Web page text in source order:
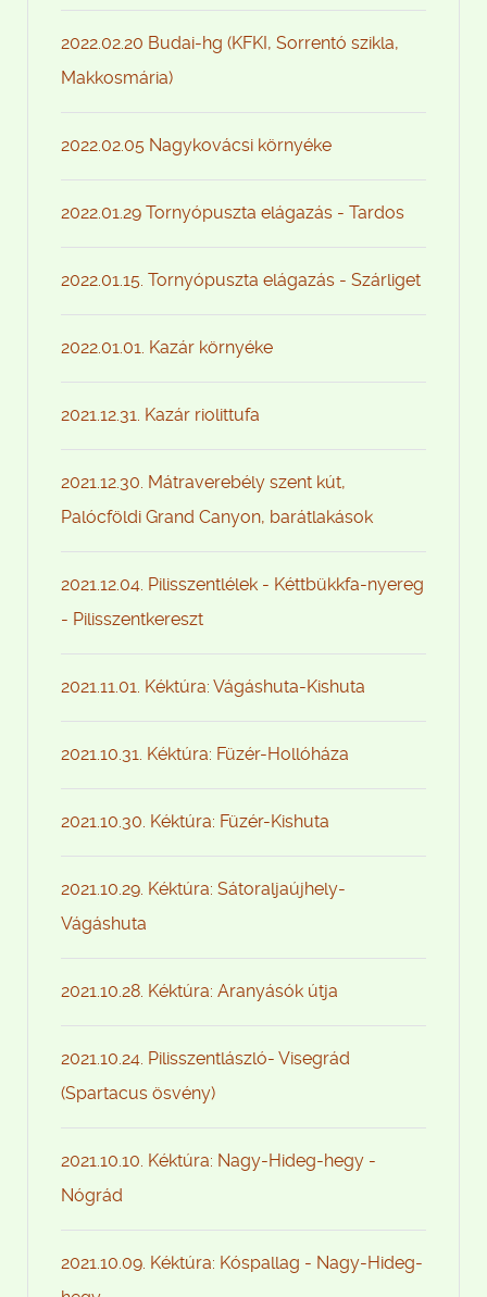
2022.02.20 Budai-hg (KFKI, Sorrentó szikla,
Makkosmária)
2022.02.05 Nagykovácsi környéke
2022.01.29 Tornyópuszta elágazás - Tardos
2022.01.15. Tornyópuszta elágazás - Szárliget
2022.01.01. Kazár környéke
2021.12.31. Kazár riolittufa
2021.12.30. Mátraverebély szent kút,
Palócföldi Grand Canyon, barátlakások
2021.12.04. Pilisszentlélek - Kéttbükkfa-nyereg
- Pilisszentkereszt
2021.11.01. Kéktúra: Vágáshuta-Kishuta
2021.10.31. Kéktúra: Füzér-Hollóháza
2021.10.30. Kéktúra: Füzér-Kishuta
2021.10.29. Kéktúra: Sátoraljaújhely-
Vágáshuta
2021.10.28. Kéktúra: Aranyásók útja
2021.10.24. Pilisszentlászló- Visegrád
(Spartacus ösvény)
2021.10.10. Kéktúra: Nagy-Hideg-hegy -
Nógrád
2021.10.09. Kéktúra: Kóspallag - Nagy-Hideg-